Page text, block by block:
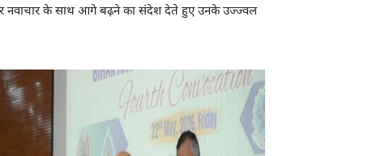
और नवाचार के साथ आगे बढ़ने का संदेश देते हुए उनके उज्ज्वल